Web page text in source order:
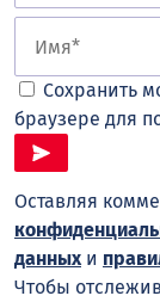
Сохранить
браузере для
Оставляя
данныхи
Чтобы